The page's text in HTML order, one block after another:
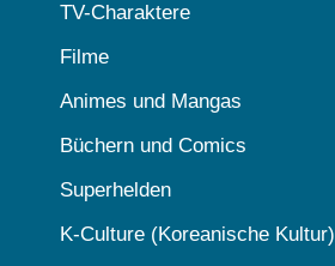
TV-Charaktere
Filme
Animes und Mangas
Büchern und Comics
Superhelden
K-Culture (Koreanische Kultur)